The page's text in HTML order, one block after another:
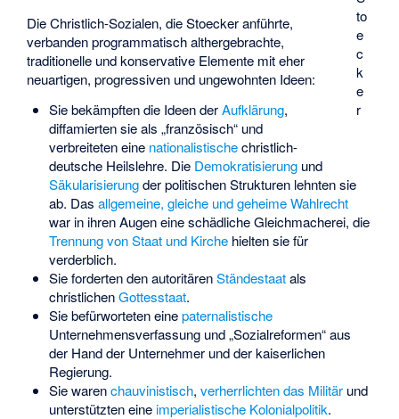
to
e
c
k
e
r
Die Christlich-Sozialen, die Stoecker anführte,
verbanden programmatisch althergebrachte,
traditionelle und konservative Elemente mit eher
neuartigen, progressiven und ungewohnten Ideen:
Sie bekämpften die Ideen derAufklärung,
diffamierten sie als „französisch“ und
verbreiteten eine nationalistischechristlich-
deutsche Heilslehre. Die Demokratisierungund
Säkularisierungder politischen Strukturen lehnten sie
ab. Das allgemeine, gleiche und geheime Wahlrecht
war in ihren Augen eine schädliche Gleichmacherei, die
Trennung von Staat und Kirchehielten sie für
verderblich.
Sie forderten den autoritärenStändestaatals
christlichenGottesstaat.
Sie befürworteten einepaternalistische
Unternehmensverfassung und „Sozialreformen“ aus
der Hand der Unternehmer und der kaiserlichen
Regierung.
Sie warenchauvinistisch, verherrlichten das Militärund
unterstützten eine imperialistische Kolonialpolitik.